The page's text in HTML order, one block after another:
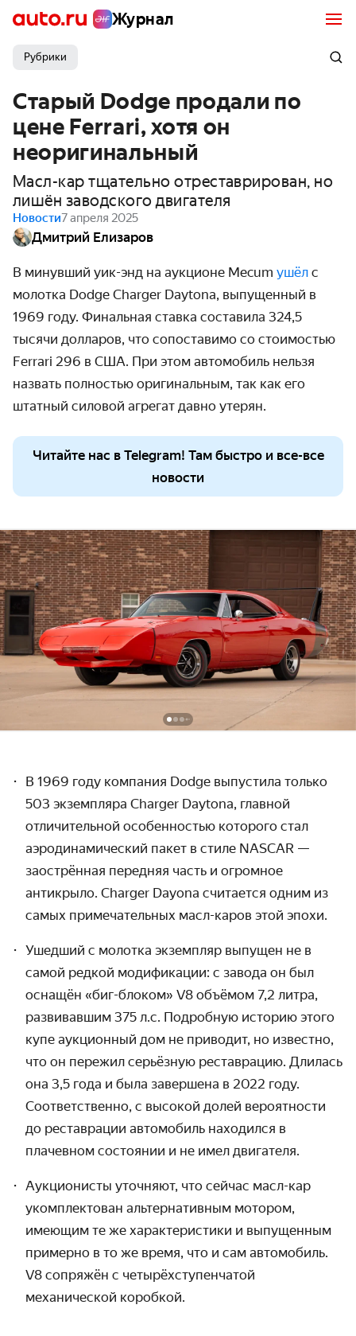
Журнал
Рубрики
Старый Dodge продали по
цене Ferrari, хотя он
неоригинальный
Масл-кар тщательно отреставрирован, но
лишён заводского двигателя
Новости7 апреля 2025
Дмитрий Елизаров
В минувший уик-энд на аукционе Mecum ушёл с
молотка Dodge Charger Daytona, выпущенный в
1969 году. Финальная ставка составила 324,5
тысячи долларов, что сопоставимо со стоимостью
Ferrari 296 в США. При этом автомобиль нельзя
назвать полностью оригинальным, так как его
штатный силовой агрегат давно утерян.
Читайте нас в Telegram! Там быстро и все-все
новости
В 1969 году компания Dodge выпустила только
503 экземпляра Charger Daytona, главной
отличительной особенностью которого стал
аэродинамический пакет в стиле NASCAR —
заострённая передняя часть и огромное
антикрыло. Charger Dayona считается одним из
самых примечательных масл-каров этой эпохи.
Ушедший с молотка экземпляр выпущен не в
самой редкой модификации: с завода он был
оснащён «биг-блоком» V8 объёмом 7,2 литра,
развивавшим 375 л.с. Подробную историю этого
купе аукционный дом не приводит, но известно,
что он пережил серьёзную реставрацию. Длилась
она 3,5 года и была завершена в 2022 году.
Соответственно, с высокой долей вероятности
до реставрации автомобиль находился в
плачевном состоянии и не имел двигателя.
Аукционисты уточняют, что сейчас масл-кар
укомплектован альтернативным мотором,
имеющим те же характеристики и выпущенным
примерно в то же время, что и сам автомобиль.
V8 сопряжён с четырёхступенчатой
механической коробкой.